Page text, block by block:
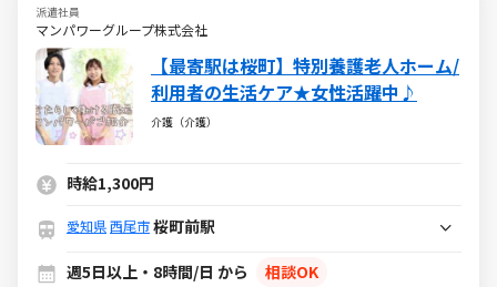
派遣社員
マンパワーグループ株式会社
【最寄駅は桜町】特別養護老人ホーム/
利用者の生活ケア★女性活躍中♪
介護（介護）
時給1,300円
愛知県西尾市桜町前駅
週5日以上・8時間/日 から
相談OK